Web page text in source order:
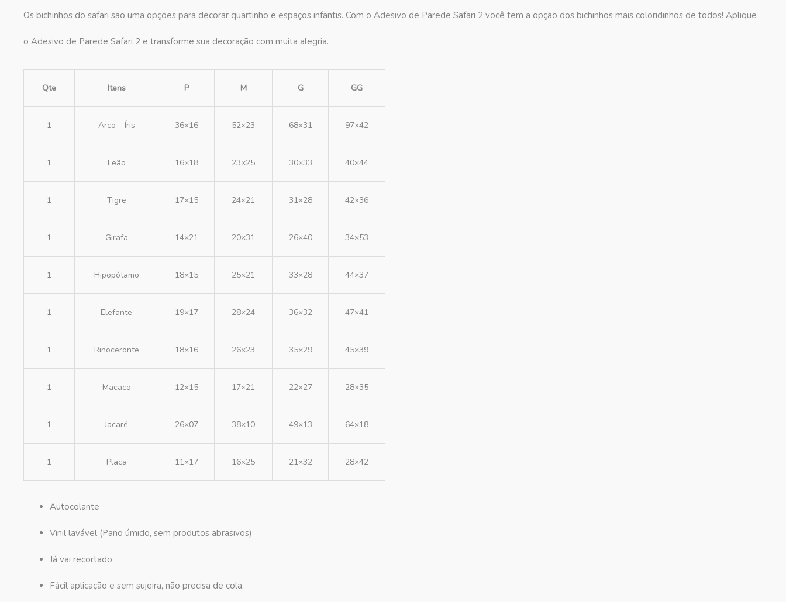
Os bichinhos do safari são uma opções para decorar quartinho e espaços infantis. Com o Adesivo de Parede Safari 2 você tem a opção dos bichinhos mais coloridinhos de todos! Aplique
o Adesivo de Parede Safari 2 e transforme sua decoração com muita alegria.
Qte Itens P M G GG
1 Arco – Íris 36×16 52×23 68×31 97×42
1 Leão 16×18 23×25 30×33 40×44
1 Tigre 17×15 24×21 31×28 42×36
1 Girafa 14×21 20×31 26×40 34×53
1 Hipopótamo 18×15 25×21 33×28 44×37
1 Elefante 19×17 28×24 36×32 47×41
1 Rinoceronte 18×16 26×23 35×29 45×39
1 Macaco 12×15 17×21 22×27 28×35
1 Jacaré 26×07 38×10 49×13 64×18
1 Placa 11×17 16×25 21×32 28×42
Autocolante
Vinil lavável (Pano úmido, sem produtos abrasivos)
Já vai recortado
Fácil aplicação e sem sujeira, não precisa de cola.